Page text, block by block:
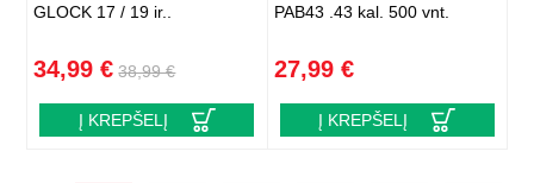
GLOCK 17 / 19 ir..
34,99 € 38,99 €
Į KREPŠELĮ
PAB43 .43 kal. 500 vnt.
27,99 €
Į KREPŠELĮ